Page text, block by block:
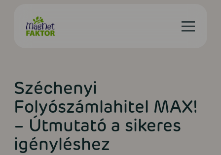
Széchenyi
Folyószámlahitel MAX!
– Útmutató a sikeres
igényléshez